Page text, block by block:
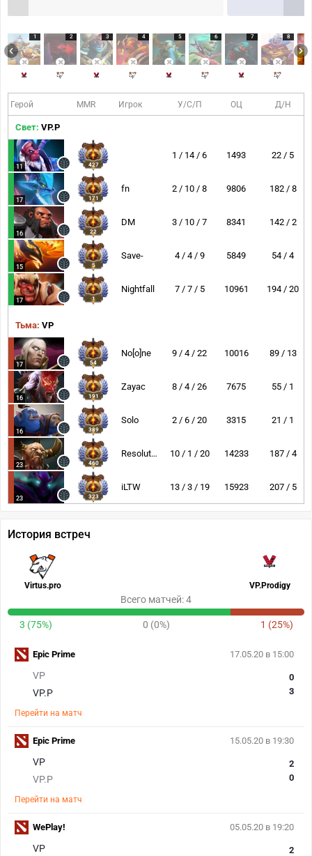
1 2 3 4 5 6 7 8
Герой MMR Игрок У/С/П ОЦ Д/Н
Свет: VP.P
11 427
1 / 14 / 6 1493 22 / 5
17 171
fn 2 / 10 / 8 9806 182 / 8
16 22
DM 3 / 10 / 7 8341 142 / 2
15 5
Save- 4 / 4 / 9 5849 54 / 4
17 1
Nightfall 7 / 7 / 5 10961 194 / 20
Тьма: VP
17 54
No[o]ne 9 / 4 / 22 10016 89 / 13
16 191
Zayac 8 / 4 / 26 7675 55 / 1
16 389
Solo 2 / 6 / 20 3315 21 / 1
23 460
Resolut1on 10 / 1 / 20 14233 187 / 4
23 323
iLTW 13 / 3 / 19 15923 207 / 5
История встреч
Virtus.pro VP.Prodigy
Всего матчей: 4
3 (75%) 0 (0%) 1 (25%)
17.05.20 в 15:00
VP
VP.P
0
3
Перейти на матч
Epic Prime
15.05.20 в 19:30
VP
VP.P
2
0
Перейти на матч
Epic Prime
05.05.20 в 19:20
VP
2
WePlay!